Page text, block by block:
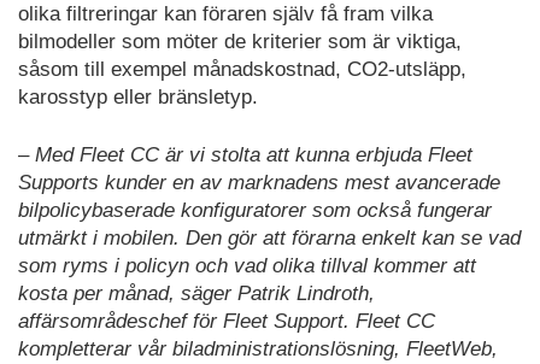
olika filtreringar kan föraren själv få fram vilka
bilmodeller som möter de kriterier som är viktiga,
såsom till exempel månadskostnad, CO2-utsläpp,
karosstyp eller bränsletyp.
– Med Fleet CC är vi stolta att kunna erbjuda Fleet
Supports kunder en av marknadens mest avancerade
bilpolicybaserade konfiguratorer som också fungerar
utmärkt i mobilen. Den gör att förarna enkelt kan se vad
som ryms i policyn och vad olika tillval kommer att
kosta per månad, säger Patrik Lindroth,
affärsområdeschef för Fleet Support. Fleet CC
kompletterar vår biladministrationslösning, FleetWeb,